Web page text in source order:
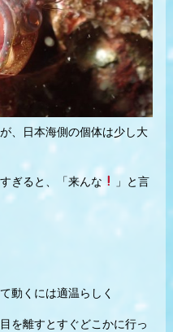
、日本海側の個体は少し大
ぎると、「来んな
」と言
動くには適温らしく
を離すとすぐどこかに行っ